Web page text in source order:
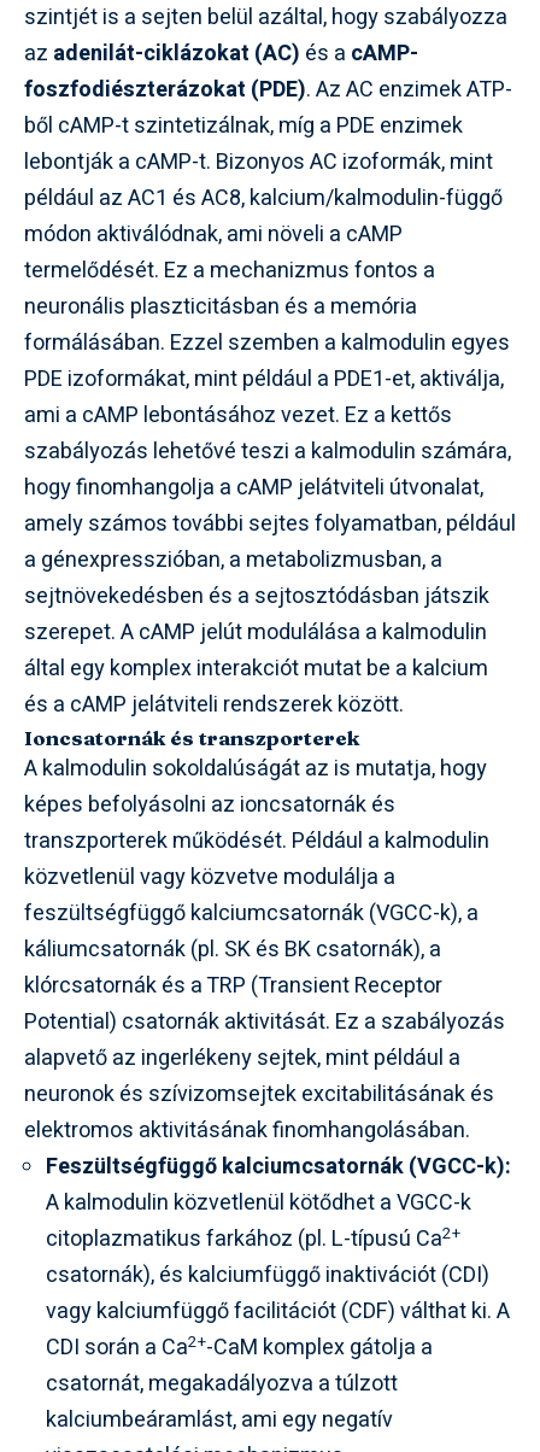
szintjét is a sejten belül azáltal, hogy szabályozza
az adenilát-ciklázokat (AC) és a cAMP-
foszfodiészterázokat (PDE). Az AC enzimek ATP-
ből cAMP-t szintetizálnak, míg a PDE enzimek
lebontják a cAMP-t. Bizonyos AC izoformák, mint
például az AC1 és AC8, kalcium/kalmodulin-függő
módon aktiválódnak, ami növeli a cAMP
termelődését. Ez a mechanizmus fontos a
neuronális plaszticitásban és a memória
formálásában. Ezzel szemben a kalmodulin egyes
PDE izoformákat, mint például a PDE1-et, aktiválja,
ami a cAMP lebontásához vezet. Ez a kettős
szabályozás lehetővé teszi a kalmodulin számára,
hogy finomhangolja a cAMP jelátviteli útvonalat,
amely számos további sejtes folyamatban, például
a génexpresszióban, a metabolizmusban, a
sejtnövekedésben és a sejtosztódásban játszik
szerepet. A cAMP jelút modulálása a kalmodulin
által egy komplex interakciót mutat be a kalcium
és a cAMP jelátviteli rendszerek között.
Ioncsatornák és transzporterek
A kalmodulin sokoldalúságát az is mutatja, hogy
képes befolyásolni az ioncsatornák és
transzporterek működését. Például a kalmodulin
közvetlenül vagy közvetve modulálja a
feszültségfüggő kalciumcsatornák (VGCC-k), a
káliumcsatornák (pl. SK és BK csatornák), a
klórcsatornák és a TRP (Transient Receptor
Potential) csatornák aktivitását. Ez a szabályozás
alapvető az ingerlékeny sejtek, mint például a
neuronok és szívizomsejtek excitabilitásának és
elektromos aktivitásának finomhangolásában.
Feszültségfüggő kalciumcsatornák (VGCC-k):
A kalmodulin közvetlenül kötődhet a VGCC-k
citoplazmatikus farkához (pl. L-típusú Ca2+
csatornák), és kalciumfüggő inaktivációt (CDI)
vagy kalciumfüggő facilitációt (CDF) válthat ki. A
CDI során a Ca2+-CaM komplex gátolja a
csatornát, megakadályozva a túlzott
kalciumbeáramlást, ami egy negatív